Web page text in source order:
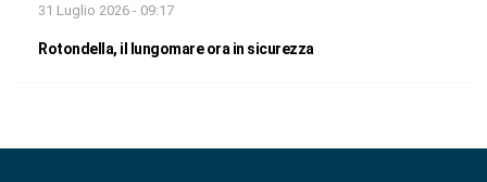
31 Luglio 2026 - 09:17
Rotondella, il lungomare ora in sicurezza